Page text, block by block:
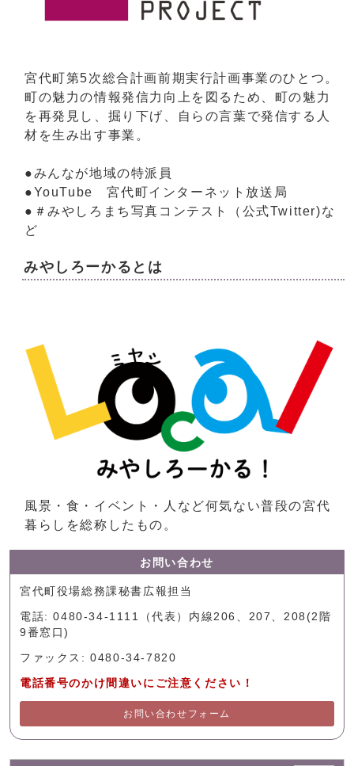
宮代町第5次総合計画前期実行計画事業のひとつ。
町の魅力の情報発信力向上を図るため、町の魅力
を再発見し、掘り下げ、自らの言葉で発信する人
材を生み出す事業。
●みんなが地域の特派員
●YouTube 宮代町インターネット放送局
●＃みやしろまち写真コンテスト（公式Twitter)な
ど
みやしろーかるとは
風景・食・イベント・人など何気ない普段の宮代
暮らしを総称したもの。
お問い合わせ
宮代町役場総務課秘書広報担当
電話: 0480-34-1111（代表）内線206、207、208(2階
9番窓口)
ファックス: 0480-34-7820
電話番号のかけ間違いにご注意ください！
お問い合わせフォーム